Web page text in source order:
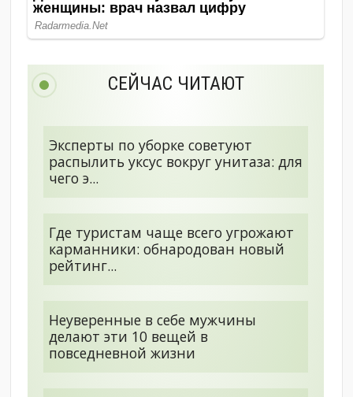
СЕЙЧАС ЧИТАЮТ
Эксперты по уборке советуют
распылить уксус вокруг унитаза: для
чего э...
Где туристам чаще всего угрожают
карманники: обнародован новый
рейтинг...
Неуверенные в себе мужчины
делают эти 10 вещей в
повседневной жизни